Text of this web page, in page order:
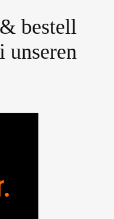
bestell
unseren